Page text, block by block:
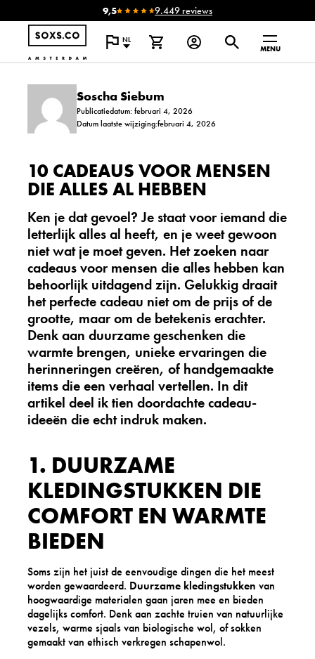
9,5 9.449 reviews
NL
MENU
Soscha Siebum
Publicatiedatum: februari 4, 2026
Datum laatste wijziging:februari 4, 2026
10 CADEAUS VOOR MENSEN
DIE ALLES AL HEBBEN
Ken je dat gevoel? Je staat voor iemand die
letterlijk alles al heeft, en je weet gewoon
niet wat je moet geven. Het zoeken naar
cadeaus voor mensen die alles hebben kan
behoorlijk uitdagend zijn. Gelukkig draait
het perfecte cadeau niet om de prijs of de
grootte, maar om de betekenis erachter.
Denk aan duurzame geschenken die
warmte brengen, unieke ervaringen die
herinneringen creëren, of handgemaakte
items die een verhaal vertellen. In dit
artikel deel ik tien doordachte cadeau-
ideeën die echt indruk maken.
1. DUURZAME
KLEDINGSTUKKEN DIE
COMFORT EN WARMTE
BIEDEN
Soms zijn het juist de eenvoudige dingen die het meest
worden gewaardeerd. Duurzame kledingstukken van
hoogwaardige materialen gaan jaren mee en bieden
dagelijks comfort. Denk aan zachte truien van natuurlijke
vezels, warme sjaals van biologische wol, of sokken
gemaakt van ethisch verkregen schapenwol.